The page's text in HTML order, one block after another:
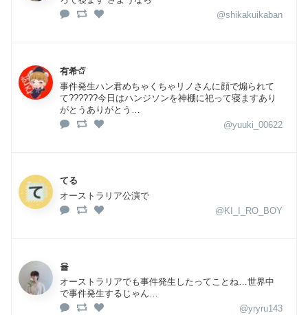
@shikakuikaban
有希✩⃛
事件発生ハン君めちゃくちゃリノさんに顔で煽られて
て??????今日はハンジソンを神棚に祀って寝ますあり
がとうありがとう…
@yuuki_00622
てる
オーストラリア公演で
@KI_I_RO_BOY
율
オーストラリアでも事件発生したってことね…世界中
で事件発生するじゃん…
@yryru143